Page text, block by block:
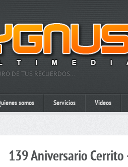
DE TUS RECUERDOS…
somos Servicios Videos
139 Aniversario